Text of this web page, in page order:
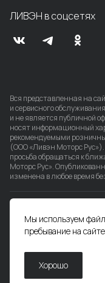
ЛИВЭН в соцсетях
Вся представленная на
и сервисного
и не является публичной
носят информационный
рекомендуемыми
(ООО «Ливэн Моторс
просьба обращаться к
Моторс Рус».
изменена в любое время
Политика обработки
Согласие на
© 2026 ЛИВЭН
Мы используем
пребывание на
Хорошо